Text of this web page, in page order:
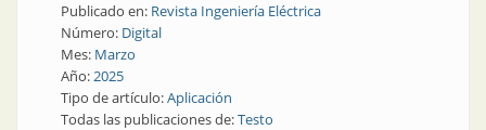
Publicado en: Revista Ingeniería Eléctrica
Número: Digital
Mes: Marzo
Año:2025
Tipo de artículo:Aplicación
Todas las publicaciones de:Testo